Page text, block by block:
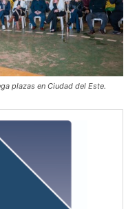
plazas en Ciudad del Este.